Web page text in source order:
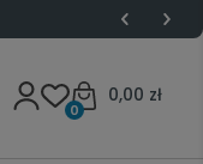
0,00 zł
0